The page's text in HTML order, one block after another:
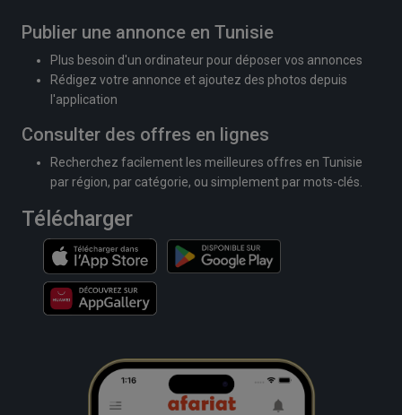
Publier une annonce en Tunisie
Plus besoin d'un ordinateur pour déposer vos annonces
Rédigez votre annonce et ajoutez des photos depuis
l'application
Consulter des offres en lignes
Recherchez facilement les meilleures offres en Tunisie
par région, par catégorie, ou simplement par mots-clés.
Télécharger